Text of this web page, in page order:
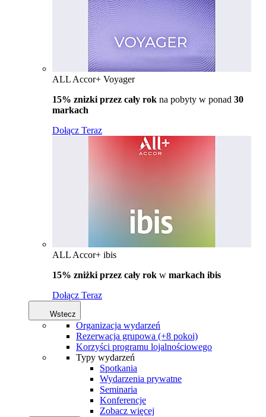
ALL Accor+ Voyager
15% znizki przez cały rok na pobyty w ponad 30
markach
Dołącz Teraz
ALL Accor+ ibis
15% zniżki przez cały rok w markach ibis
Dołącz Teraz
Wstecz
Organizacja wydarzeń
Rezerwacja grupowa (+8 pokoi)
Korzyści programu lojalnościowego
Typy wydarzeń
Spotkania
Wydarzenia prywatne
Seminaria
Konferencje
Zobacz więcej